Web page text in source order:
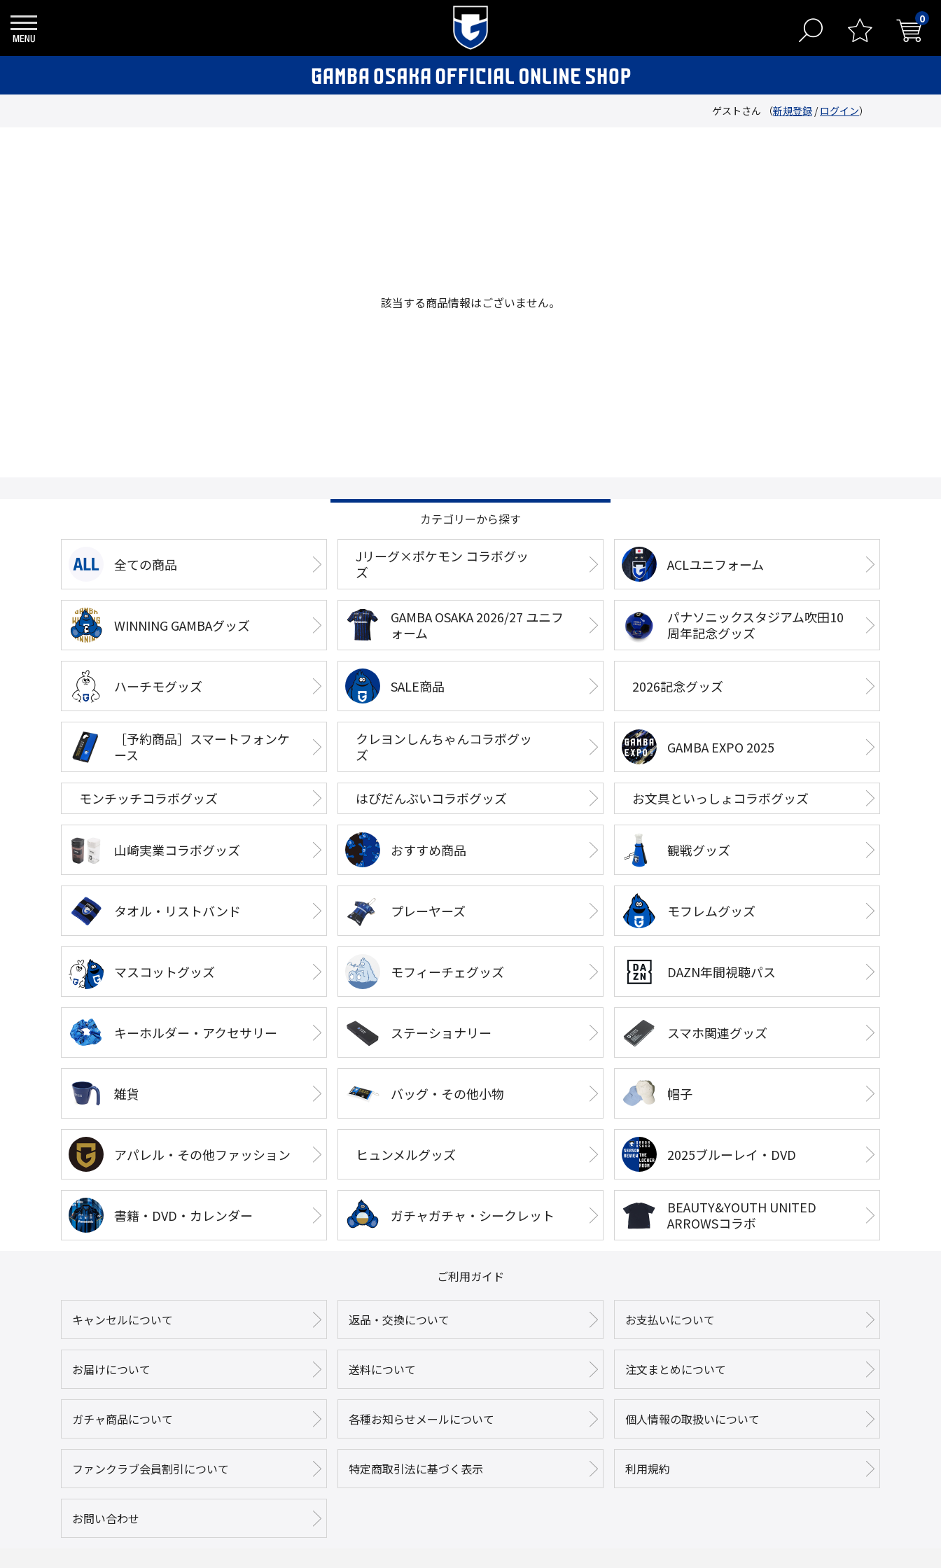
0
ゲストさん （新規登録 /ログイン）
該当する商品情報はございません。
カテゴリーから探す
全ての商品
Jリーグ×ポケモン コラボグッ
ズ
ACLユニフォーム
WINNING GAMBAグッズ
GAMBA OSAKA 2026/27 ユニフ
ォーム
パナソニックスタジアム吹田10
周年記念グッズ
ハーチモグッズ SALE商品 2026記念グッズ
［予約商品］スマートフォンケ
ース
クレヨンしんちゃんコラボグッ
ズ
GAMBA EXPO 2025
モンチッチコラボグッズ はぴだんぶいコラボグッズ お文具といっしょコラボグッズ
山崎実業コラボグッズ おすすめ商品 観戦グッズ
タオル・リストバンド プレーヤーズ モフレムグッズ
マスコットグッズ モフィーチェグッズ DAZN年間視聴パス
キーホルダー・アクセサリー ステーショナリー スマホ関連グッズ
雑貨 バッグ・その他小物 帽子
アパレル・その他ファッション ヒュンメルグッズ 2025ブルーレイ・DVD
書籍・DVD・カレンダー ガチャガチャ・シークレット
BEAUTY&YOUTH UNITED
ARROWSコラボ
ご利用ガイド
キャンセルについて 返品・交換について お支払いについて
お届けについて 送料について 注文まとめについて
ガチャ商品について 各種お知らせメールについて 個人情報の取扱いについて
ファンクラブ会員割引について 特定商取引法に基づく表示 利用規約
お問い合わせ